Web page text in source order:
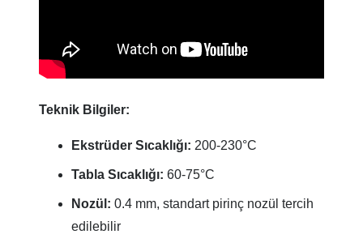
Teknik Bilgiler:
Ekstrüder Sıcaklığı: 200-230°C
Tabla Sıcaklığı: 60-75°C
Nozül: 0.4 mm, standart pirinç nozül tercih
edilebilir